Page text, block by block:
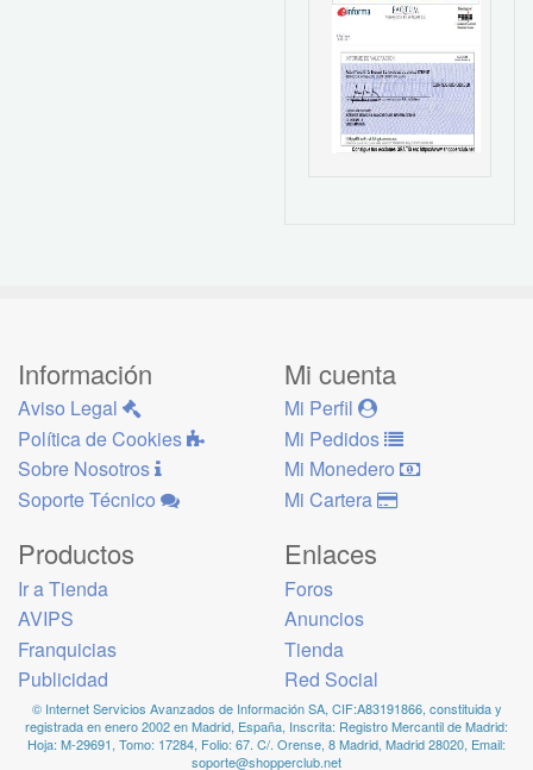
Información
Aviso Legal
Política de Cookies
Sobre Nosotros
Soporte Técnico
Mi cuenta
Mi Perfil
Mi Pedidos
Mi Monedero
Mi Cartera
Productos
Ir a Tienda
AVIPS
Franquicias
Publicidad
Enlaces
Foros
Anuncios
Tienda
Red Social
© Internet Servicios Avanzados de Información SA, CIF:A83191866, constituida y
registrada en enero 2002 en Madrid, España, Inscrita: Registro Mercantil de Madrid:
Hoja: M-29691, Tomo: 17284, Folio: 67. C/. Orense, 8 Madrid, Madrid 28020, Email:
soporte@shopperclub.net